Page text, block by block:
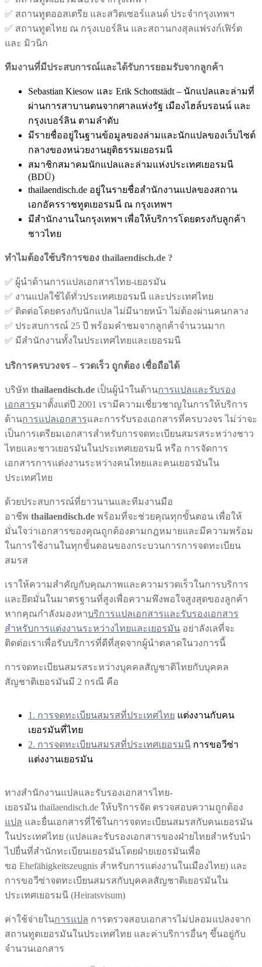
✅ สถานทูตออสเตรีย และสวิตเซอร์แลนด์ ประจำกรุงเทพฯ
✅ สถานทูตไทย ณ กรุงเบอร์ลิน และสถานกงสุลแฟรงก์เฟิร์ต
และ มิวนิก
ทีมงานที่มีประสบการณ์และได้รับการยอมรับจากลูกค้า
Sebastian Kiesow และ Erik Schottstädt – นักแปลและล่ามที่
ผ่านการสาบานตนจากศาลแห่งรัฐ เมืองไฮล์บรอนน์ และ
กรุงเบอร์ลิน ตามลำดับ
มีรายชื่ออยู่ในฐานข้อมูลของล่ามและนักแปลของเว็บไซต์
กลางของหน่วยงานยุติธรรมเยอรมนี
สมาชิกสมาคมนักแปลและล่ามแห่งประเทศเยอรมนี
(BDÜ)
thailaendisch.de อยู่ในรายชื่อสำนักงานแปลของสถาน
เอกอัครราชทูตเยอรมนี ณ กรุงเทพฯ
มีสำนักงานในกรุงเทพฯ เพื่อให้บริการโดยตรงกับลูกค้า
ชาวไทย
ทำไมต้องใช้บริการของ thailaendisch.de ?
✅ ผู้นำด้านการแปลเอกสารไทย-เยอรมัน
✅ งานแปลใช้ได้ทั่วประเทศเยอรมนี และประเทศไทย
✅ ติดต่อโดยตรงกับนักแปล ไม่มีนายหน้า ไม่ต้องผ่านคนกลาง
✅ ประสบการณ์ 25 ปี พร้อมคำชมจากลูกค้าจำนวนมาก
✅ มีสำนักงานทั้งในประเทศไทยและเยอรมนี
บริการครบวงจร – รวดเร็ว ถูกต้อง เชื่อถือได้
บริษัท thailaendisch.de เป็นผู้นำในด้านการแปลและรับรอง
เอกสารมาตั้งแต่ปี 2001 เรามีความเชี่ยวชาญในการให้บริการ
ด้านการแปลเอกสารและการรับรองเอกสารที่ครบวงจร ไม่ว่าจะ
เป็นการเตรียมเอกสารสำหรับการจดทะเบียนสมรสระหว่างชาว
ไทยและชาวเยอรมันในประเทศเยอรมนี หรือ การจัดการ
เอกสารการแต่งงานระหว่างคนไทยและคนเยอรมันใน
ประเทศไทย
ด้วยประสบการณ์ที่ยาวนานและทีมงานมือ
อาชีพ thailaendisch.de พร้อมที่จะช่วยคุณทุกขั้นตอน เพื่อให้
มั่นใจว่าเอกสารของคุณถูกต้องตามกฎหมายและมีความพร้อม
ในการใช้งานในทุกขั้นตอนของกระบวนการการจดทะเบียน
สมรส
เราให้ความสำคัญกับคุณภาพและความรวดเร็วในการบริการ
และยึดมั่นในมาตรฐานที่สูงเพื่อความพึงพอใจสูงสุดของลูกค้า
หากคุณกำลังมองหาบริการแปลเอกสารและรับรองเอกสาร
สำหรับการแต่งงานระหว่างไทยและเยอรมัน อย่าลังเลที่จะ
ติดต่อเราเพื่อรับบริการที่ดีที่สุดจากผู้นำตลาดในวงการนี้
การจดทะเบียนสมรสระหว่างบุคคลสัญชาติไทยกับบุคคล
สัญชาติเยอรมันมี 2 กรณี คือ
1. การจดทะเบียนสมรสที่ประเทศไทย แต่งงานกับคน
เยอรมันที่ไทย
2. การจดทะเบียนสมรสที่ประเทศเยอรมนี การขอวีซ่า
แต่งงานเยอรมัน
ทางสำนักงานแปลและรับรองเอกสารไทย-
เยอรมัน thailaendisch.de ให้บริการจัด ตรวจสอบความถูกต้อง
แปล และยื่นเอกสารที่ใช้ในการจดทะเบียนสมรสกับคนเยอรมัน
ในประเทศไทย (แปลและรับรองเอกสารของฝ่ายไทยสำหรับนำ
ไปยื่นที่สำนักทะเบียนเยอรมันโดยฝ่ายเยอรมันเพื่อ
ขอ Ehefähigkeitszeugnis สำหรับการแต่งงานในเมืองไทย) และ
การขอวีซ่าจดทะเบียนสมรสกับบุคคลสัญชาติเยอรมันใน
ประเทศเยอรมนี (Heiratsvisum)
ค่าใช้จ่ายในการแปล การตรวจสอบเอกสารไม่ปลอมแปลงจาก
สถานทูตเยอรมันในประเทศไทย และค่าบริการอื่นๆ ขึ้นอยู่กับ
จำนวนเอกสาร